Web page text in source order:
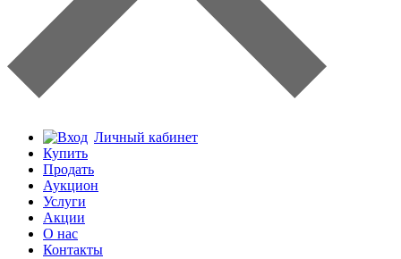
Личный кабинет
Купить
Продать
Аукцион
Услуги
Акции
О нас
Контакты